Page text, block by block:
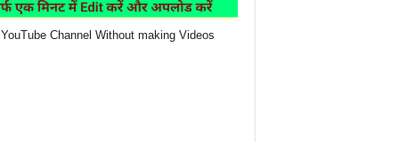
Channel Without making Videos